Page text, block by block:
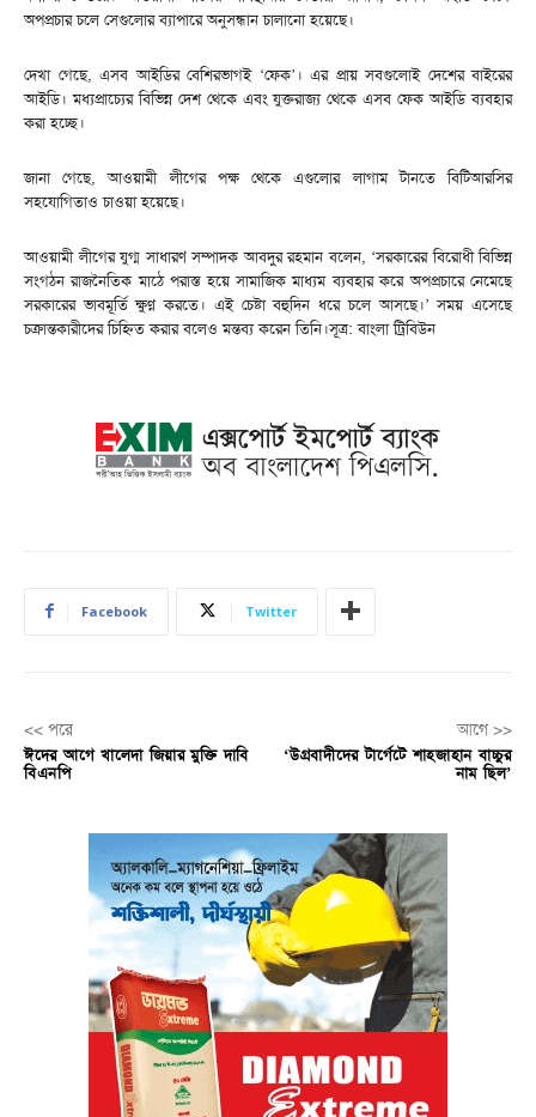
অপপ্রচার চলে সেগুলোর ব্যাপারে অনুসন্ধান চালানো হয়েছে।
দেখা গেছে, এসব আইডির বেশিরভাগই ‘ফেক’। এর প্রায় সবগুলোই দেশের বাইরের
আইডি। মধ্যপ্রাচ্যের বিভিন্ন দেশ থেকে এবং যুক্তরাজ্য থেকে এসব ফেক আইডি ব্যবহার
করা হচ্ছে।
জানা গেছে, আওয়ামী লীগের পক্ষ থেকে এগুলোর লাগাম টানতে বিটিআরসির
সহযোগিতাও চাওয়া হয়েছে।
আওয়ামী লীগের যুগ্ম সাধারণ সম্পাদক আবদুর রহমান বলেন, ‘সরকারের বিরোধী বিভিন্ন
সংগঠন রাজনৈতিক মাঠে পরাস্ত হয়ে সামাজিক মাধ্যম ব্যবহার করে অপপ্রচারে নেমেছে
সরকারের ভাবমূর্তি ক্ষুণ্ন করতে। এই চেষ্টা বহুদিন ধরে চলে আসছে।’ সময় এসেছে
চক্রান্তকারীদের চিহ্নিত করার বলেও মন্তব্য করেন তিনি।সূত্র: বাংলা ট্রিবিউন
Facebook Twitter
<< পরে
ঈদের আগে খালেদা জিয়ার মুক্তি দাবি
বিএনপি
আগে >>
‘উগ্রবাদীদের টার্গেটে শাহজাহান বাচ্চুর
নাম ছিল’